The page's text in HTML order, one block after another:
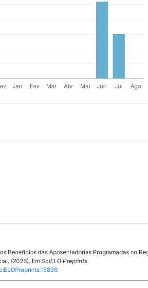
Benefícios das Aposentadorias Programadas no
(2026). Em SciELO Preprints.